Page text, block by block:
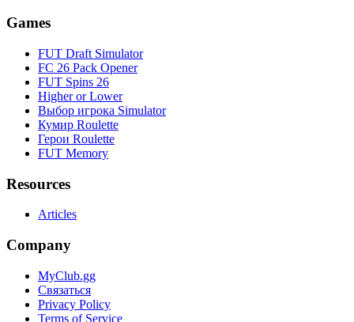
Games
FUT Draft Simulator
FC 26 Pack Opener
FUT Spins 26
Higher or Lower
Выбор игрока Simulator
Кумир Roulette
Герои Roulette
FUT Memory
Resources
Articles
Company
MyClub.gg
Связаться
Privacy Policy
Terms of Service